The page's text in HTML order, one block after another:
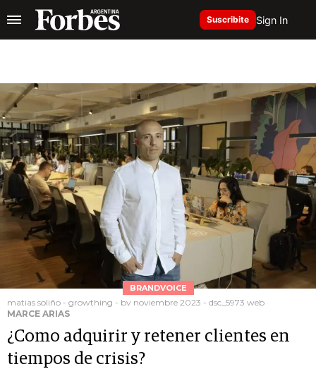
Suscribite Sign In
BRANDVOICE
matias soliño - growthing - bv noviembre 2023 - dsc_5973 web
MARCE ARIAS
¿Como adquirir y retener clientes en
tiempos de crisis?